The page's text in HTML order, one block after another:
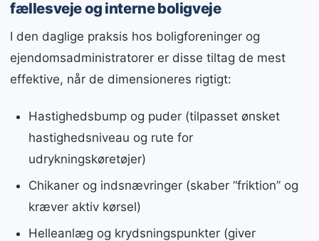
fællesveje og interne boligveje
I den daglige praksis hos boligforeninger og
ejendomsadministratorer er disse tiltag de mest
effektive, når de dimensioneres rigtigt:
Hastighedsbump og puder (tilpasset ønsket
hastighedsniveau og rute for
udrykningskøretøjer)
Chikaner og indsnævringer (skaber “friktion” og
kræver aktiv kørsel)
Helleanlæg og krydsningspunkter (giver